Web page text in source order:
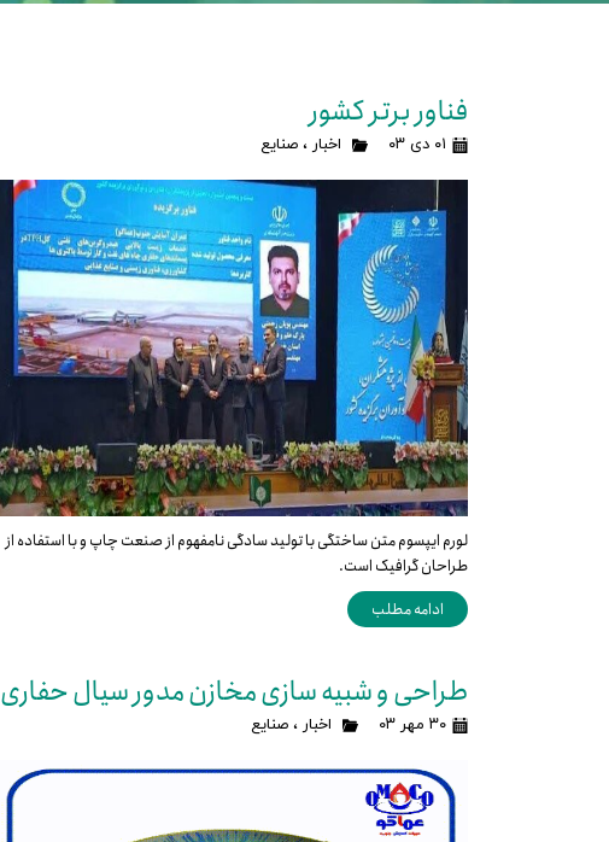
فناور برتر کشور
۰۱ دی ۰۳ اخبار ، صنایع
لورم ایپسوم متن ساختگی با تولید سادگی نامفهوم از صنعت چاپ و با استفاده از
طراحان گرافیک است.
ادامه مطلب
طراحی و شبیه سازی مخازن مدور سیال حفاری
۳۰ مهر ۰۳ اخبار ، صنایع